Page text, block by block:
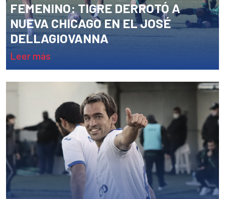
FEMENINO: TIGRE DERROTÓ A
NUEVA CHICAGO EN EL JOSÉ
DELLAGIOVANNA
leer más